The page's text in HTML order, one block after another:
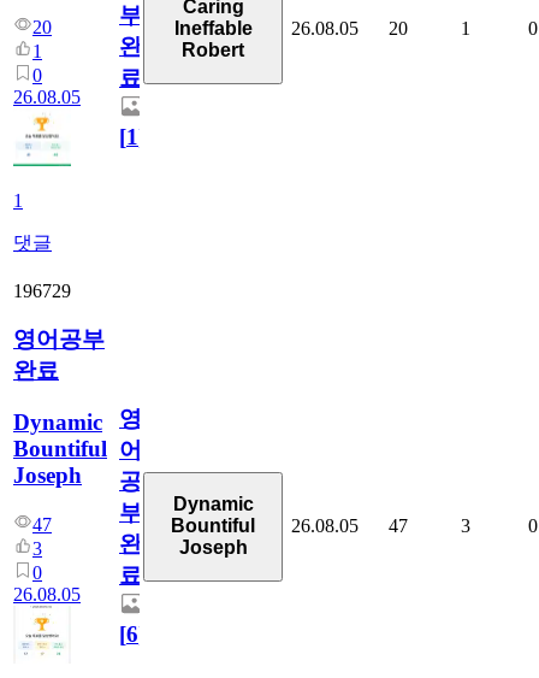
20
1
0
26.08.05
1
댓글
부
완
료
[1]
Caring
Ineffable
Robert
26.08.05 20 1 0
196729
영어공부
완료
Dynamic
Bountiful
Joseph
47
3
0
26.08.05
영
어
공
부
완
료
[6]
Dynamic
Bountiful
Joseph
26.08.05 47 3 0